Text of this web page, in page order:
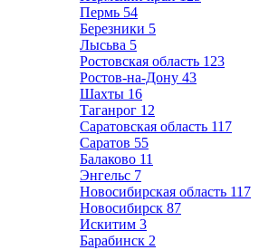
Пермь 54
Березники 5
Лысьва 5
Ростовская область 123
Ростов-на-Дону 43
Шахты 16
Таганрог 12
Саратовская область 117
Саратов 55
Балаково 11
Энгельс 7
Новосибирская область 117
Новосибирск 87
Искитим 3
Барабинск 2